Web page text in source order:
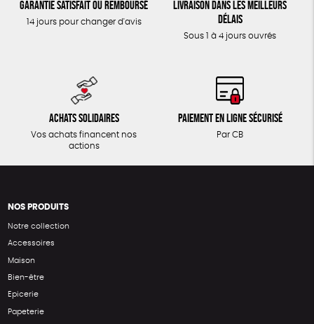
Garantie satisfait ou remboursé
14 jours pour changer d'avis
Livraison dans les meilleurs
délais
Sous 1 à 4 jours ouvrés
Achats solidaires
Vos achats financent nos
actions
Paiement en ligne sécurisé
Par CB
NOS PRODUITS
Notre collection
Accessoires
Maison
Bien-être
Epicerie
Papeterie